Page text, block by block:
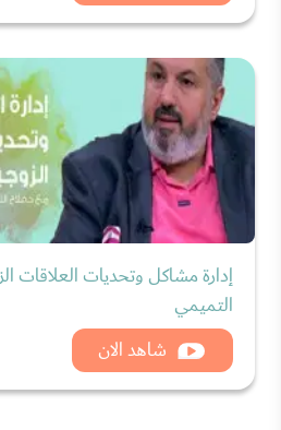
إدارة مشاكل وتحديات العلاقات
التميمي
شاهد الان